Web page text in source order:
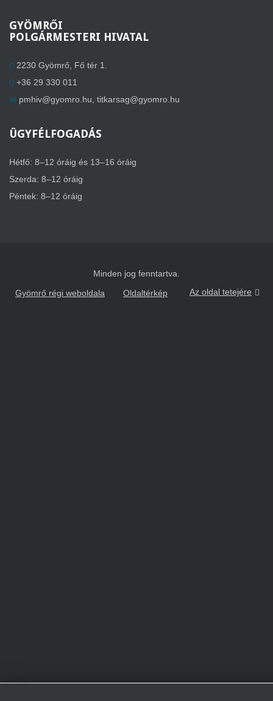
GYÖMRŐI
POLGÁRMESTERI HIVATAL
2230 Gyömrő, Fő tér 1.
+36 29 330 011
pmhiv@gyomro.hu titkarsag@gyomro.hu
ÜGYFÉLFOGADÁS
Hétfő: 8–12 óráig és 13–16 óráig
Szerda: 8–12 óráig
Péntek: 8–12 óráig
Minden jog fenntartva.
Gyömrő régi weboldala
Oldaltérkép Az oldal tetejére